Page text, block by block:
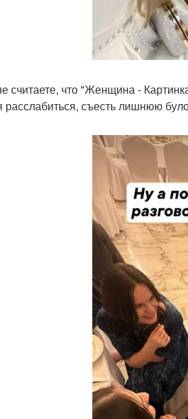
считаете, что "Женщина -
расслабиться, съесть лишнюю